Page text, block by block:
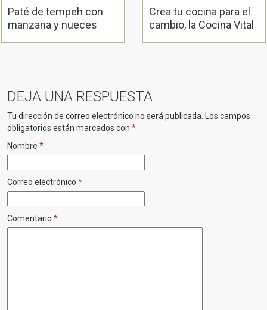
Paté de tempeh con
manzana y nueces
Crea tu cocina para el
cambio, la Cocina Vital
DEJA UNA RESPUESTA
Tu dirección de correo electrónico no será publicada. Los campos
obligatorios están marcados con *
Nombre *
Correo electrónico *
Comentario *